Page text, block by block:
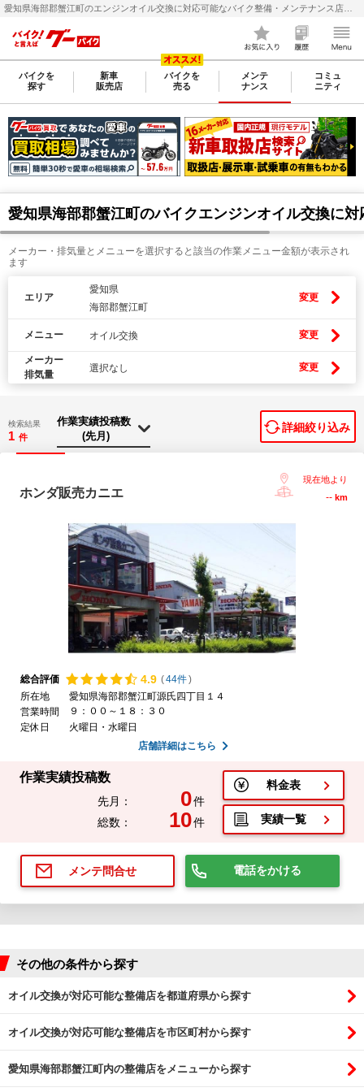
バイクを
探す
新車
販売店
バイクを
売る
メンテ
ナンス
コミュ
ニティ
愛知県海部郡蟹江町のバイクエンジンオイル交換に
メーカー・排気量とメニューを選択すると該当の作業メニュー金額が表示され
ます
エリア
愛知県
海部郡蟹江町
変更
メニュー オイル交換 変更
メーカー
排気量
選択なし 変更
検索結果
1 件
詳細絞り込み
ホンダ販売カニエ
現在地より
-- km
総合評価 4.9 (44件)
所在地
愛知県海部郡蟹江町源氏四丁目１４
営業時間
９：００～１８：３０
定休日
火曜日・水曜日
店舗詳細はこちら
作業実績投稿数
先月： 0件
総数：
10件
料金表
実績一覧
メンテ問合せ 電話をかける
その他の条件から探す
オイル交換が対応可能な整備店を都道府県から探す
オイル交換が対応可能な整備店を市区町村から探す
愛知県海部郡蟹江町内の整備店をメニューから探す